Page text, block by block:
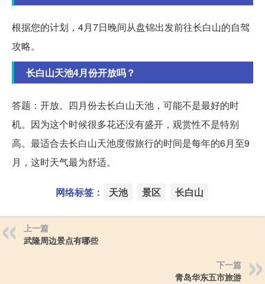
根据您的计划，4月7日晚间从盘锦出发前往长白山的自驾
攻略。
长白山天池4月份开放吗？
答题：开放。四月份去长白山天池，可能不是最好的时
机。因为这个时候很多花还没有盛开，观赏性不是特别
高。最适合去长白山天池度假旅行的时间是每年的6月至9
月，这时天气最为舒适。
网络标签： 天池 景区 长白山
上一篇
武隆周边景点有哪些
下一篇
青岛华东五市旅游